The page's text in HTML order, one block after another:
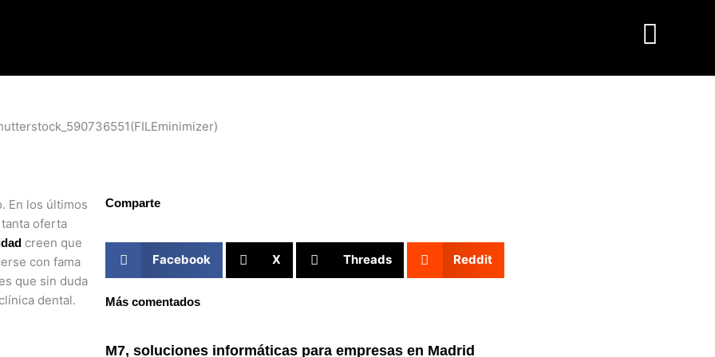
En los últimos
oferta
creen que
con fama
que sin duda
dental.
Comparte
Facebook X Threads Reddit
Más comentados
M7, soluciones informáticas para empresas en Madrid